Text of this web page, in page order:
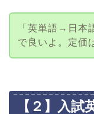
「英単語→日本
で良いよ。定価
【２】入試